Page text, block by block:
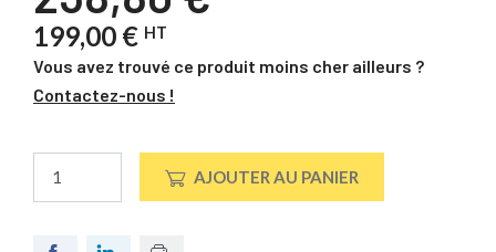
199,00 € HT
Vous avez trouvé ce produit moins cher ailleurs ?
Contactez-nous !
AJOUTER AU PANIER